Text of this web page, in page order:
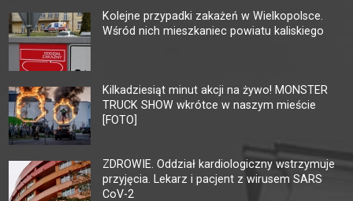
Kolejne przypadki zakażeń w Wielkopolsce.
Wśród nich mieszkaniec powiatu kaliskiego
Kilkadziesiąt minut akcji na żywo! MONSTER
TRUCK SHOW wkrótce w naszym mieście
[FOTO]
ZDROWIE. Oddział kardiologiczny wstrzymuje
przyjęcia. Lekarz i pacjent z wirusem SARS
CoV-2